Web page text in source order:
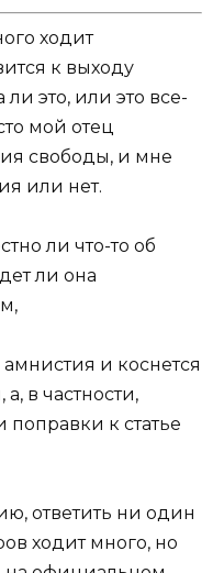
ходит
к выходу
это, или это все-
мой отец
свободы, и мне
или нет.
ли что-то об
ли она
и коснется
в частности,
поправки к статье
ответить ни один
ходит много, но